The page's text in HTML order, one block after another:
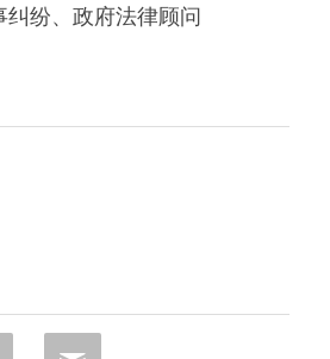
纷、政府法律顾问